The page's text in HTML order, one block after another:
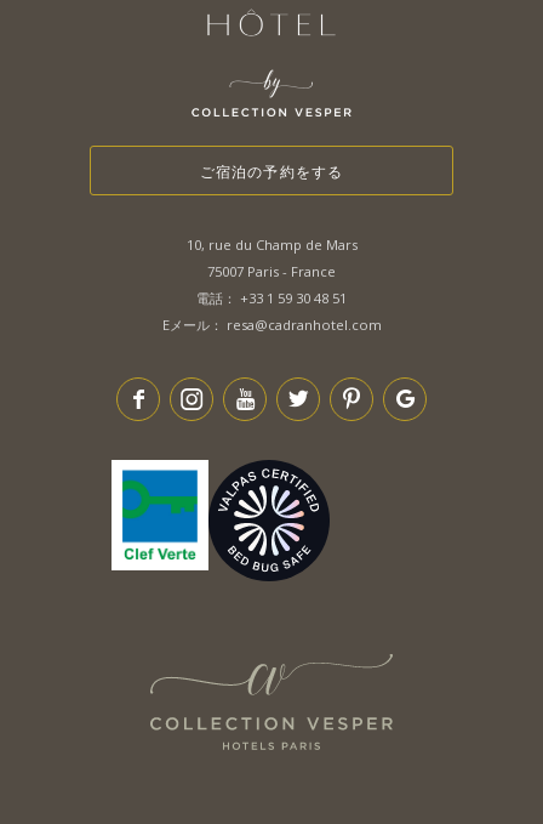
ご宿泊の予約をする
10, rue du Champ de Mars
75007 Paris - France
電話： +33 1 59 30 48 51
Eメール： resa@cadranhotel.com